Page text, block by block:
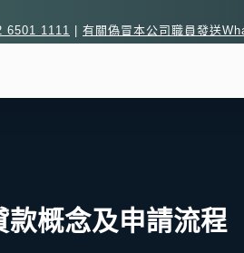
6501 1111 有關偽冒本公司職員發送
概念及申請流程